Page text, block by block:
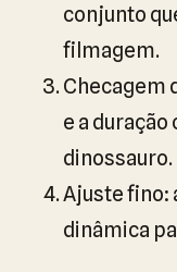
conjunto
filmagem.
Checagem
e a
dinossauro.
Ajuste fino:
dinâmica